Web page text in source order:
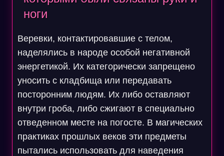
ноги
Веревки, контактировавшие с телом,
наделялись в народе особой негативной
энергетикой. Их категорически запрещено
уносить с кладбища или передавать
посторонним людям. Их либо оставляют
внутри гроба, либо сжигают в специально
отведенном месте на погосте. В магических
практиках прошлых веков эти предметы
пытались использовать для наведения